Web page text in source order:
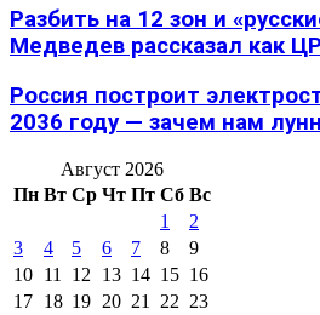
Разбить на 12 зон и
Медведев рассказал как
Россия построит
2036 году — зачем нам
Август 2026
Пн Вт Ср Чт Пт Сб Вс
1
2
3
4 5 6 7 8
9
10 11 12 13 14 15 16
17 18 19 20 21 22 23